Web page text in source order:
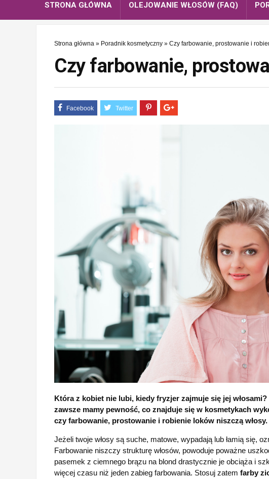
STRONA GŁÓWNA OLEJOWANIE WŁOSÓW (FAQ)
Strona główna » Poradnik kosmetyczny » Czy farbowanie, prostowanie i
Czy farbowanie,
Która z kobiet nie lubi, kiedy fryzjer zajmuje się jej
zawsze mamy pewność, co znajduje się w kosmetykach
czy farbowanie, prostowanie i robienie loków niszczą włosy.
Jeżeli twoje włosy są suche, matowe, wypadają lub łamią się,
Farbowanie niszczy strukturę włosów, powoduje poważne
pasemek z ciemnego brązu na blond drastycznie je obciąża i
więcej czasu niż jeden zabieg farbowania. Stosuj zatem farby